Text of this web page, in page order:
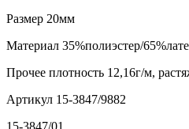
Размер 20мм
Материал 35%полиэстер/
Прочее плотность 12,16г/м,
Артикул 15-3847/9882
15-3847/01